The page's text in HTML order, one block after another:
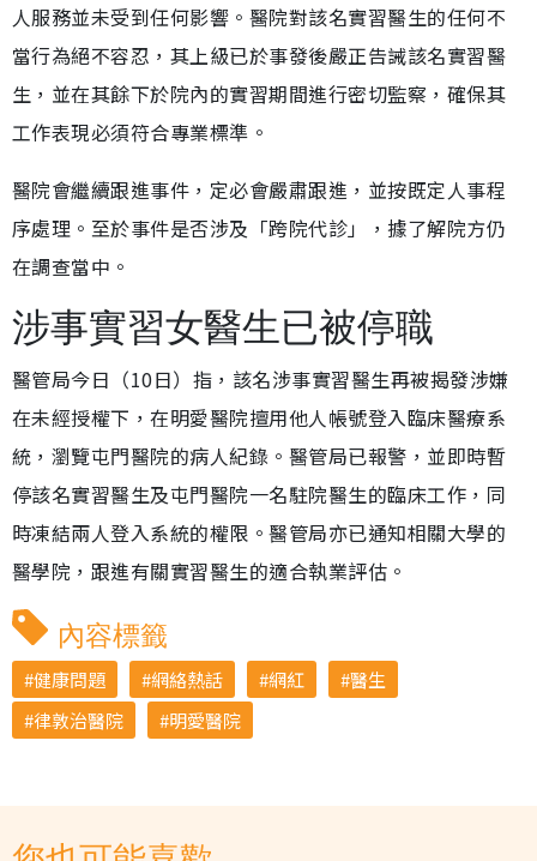
人服務並未受到任何影響。醫院對該名實習醫生的任何不
當行為絕不容忍，其上級已於事發後嚴正告誡該名實習醫
生，並在其餘下於院內的實習期間進行密切監察，確保其
工作表現必須符合專業標準。
醫院會繼續跟進事件，定必會嚴肅跟進，並按既定人事程
序處理。至於事件是否涉及「跨院代診」，據了解院方仍
在調查當中。
涉事實習女醫生已被停職
醫管局今日（10日）指，該名涉事實習醫生再被揭發涉嫌
在未經授權下，在明愛醫院擅用他人帳號登入臨床醫療系
統，瀏覽屯門醫院的病人紀錄。醫管局已報警，並即時暫
停該名實習醫生及屯門醫院一名駐院醫生的臨床工作，同
時凍結兩人登入系統的權限。醫管局亦已通知相關大學的
醫學院，跟進有關實習醫生的適合執業評估。
內容標籤
健康問題 網絡熱話 網紅
醫生
律敦治醫院
明愛醫院